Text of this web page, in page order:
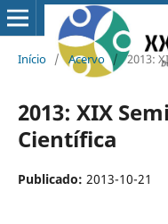
Início / Acervo / 2013:
2013: XIX
Científica
Publicado: 2013-10-21